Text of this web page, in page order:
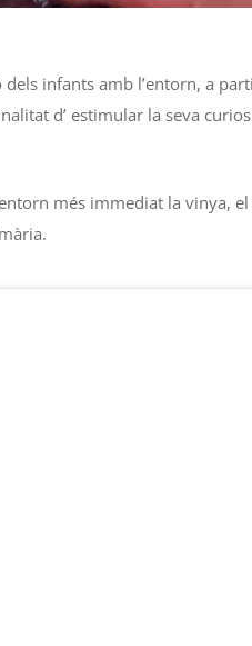
infants amb l’entorn, a
d’ estimular la seva
més immediat la vinya,